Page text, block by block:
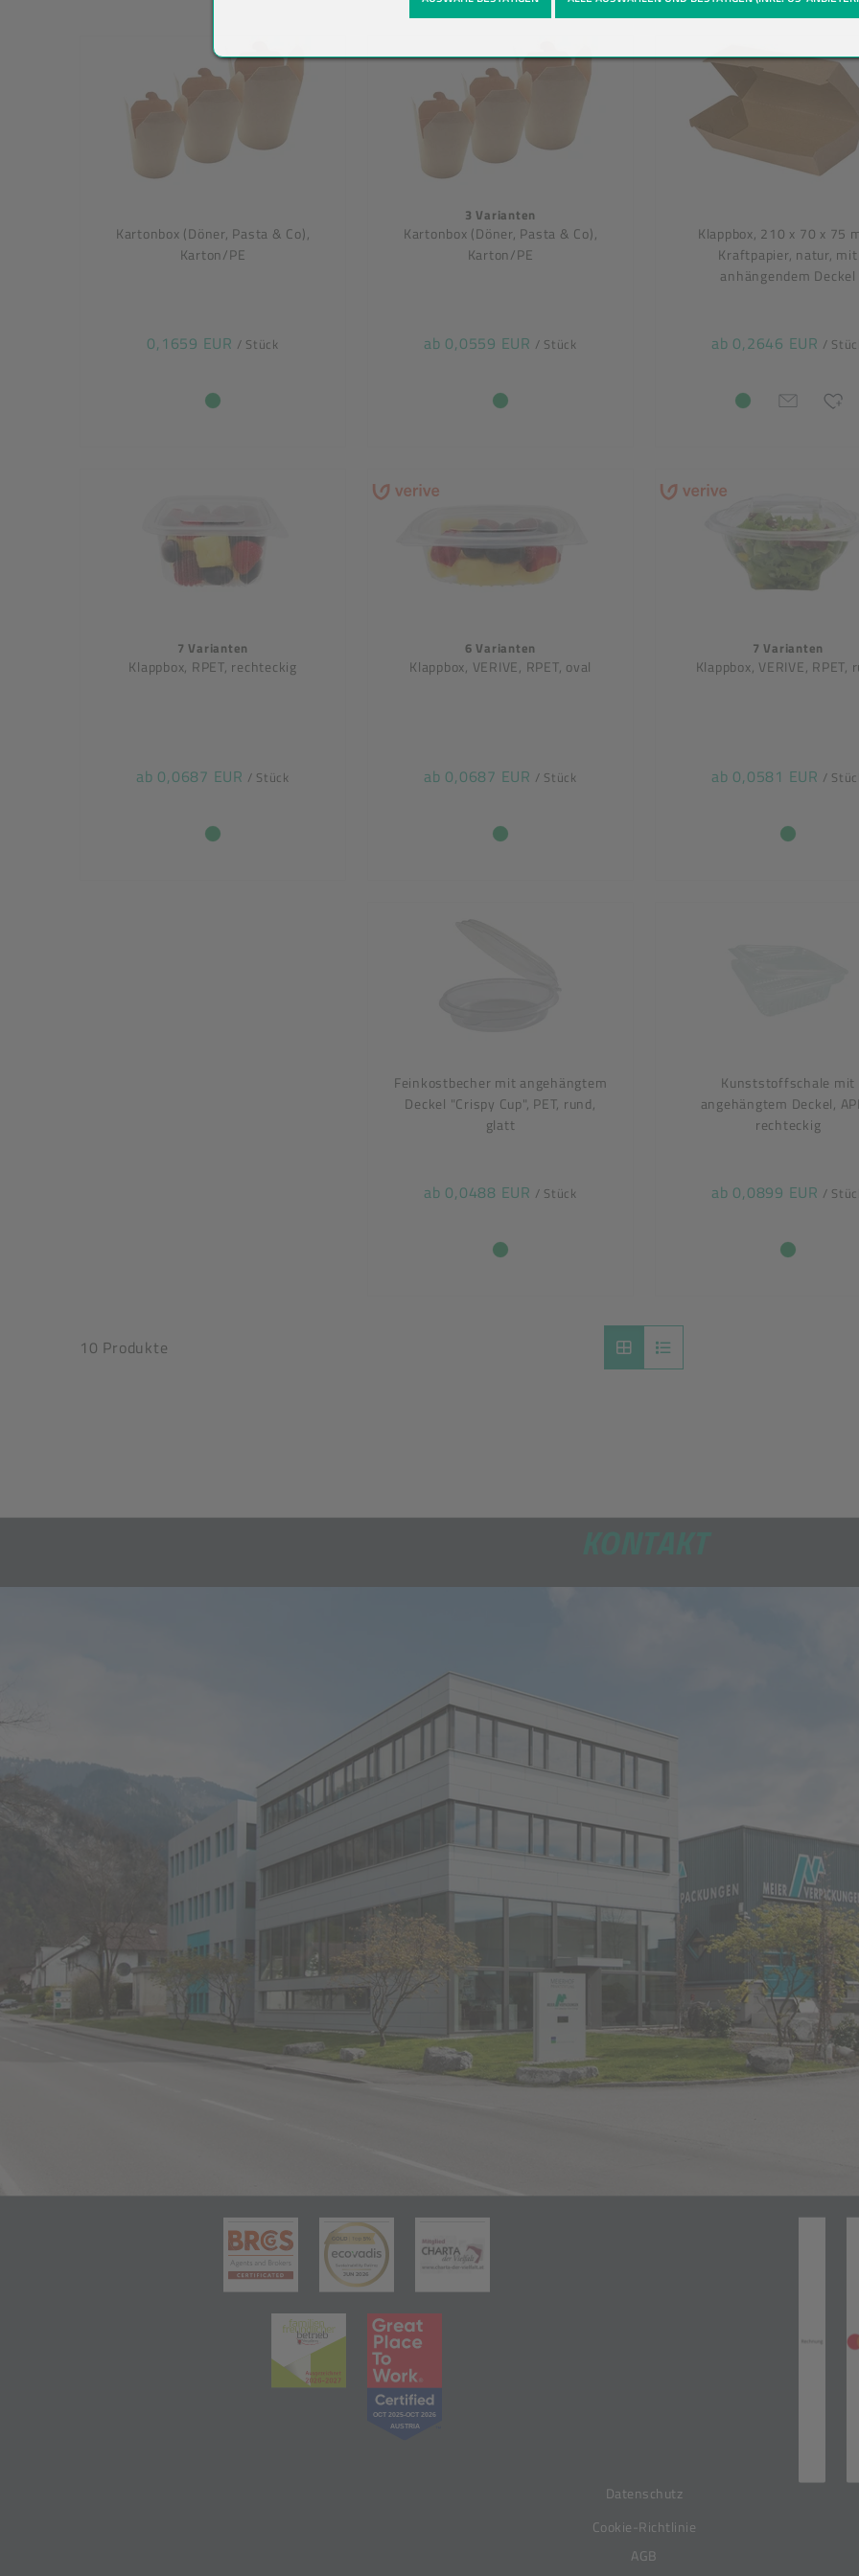
Kartonbox (Döner, Pasta & Co),
Karton/PE
0,1659 EUR / Stück
3 Varianten
Kartonbox (Döner, Pasta & Co),
Karton/PE
ab 0,0559 EUR / Stück
Klappbox, 210 x 70 x 75
Kraftpapier, natur, mit
anhängendem Deckel
ab 0,2646 EUR /
7 Varianten
Klappbox, RPET, rechteckig
ab 0,0687 EUR / Stück
6 Varianten
Klappbox, VERIVE, RPET, oval
ab 0,0687 EUR / Stück
7 Varianten
Klappbox, VERIVE, RPET,
ab 0,0581 EUR /
Feinkostbecher mit angehängtem
Deckel "Crispy Cup", PET, rund,
glatt
ab 0,0488 EUR / Stück
Kunststoffschale mit
angehängtem Deckel,
rechteckig
ab 0,0899 EUR /
10 Produkte
(öffnet in neuem Tab)
Datenschutz
Cookie-Richtlinie
AGB